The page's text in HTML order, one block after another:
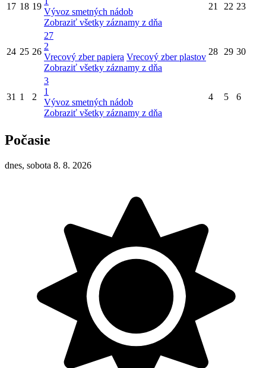
17 18 19
Vývoz smetných nádob
Zobraziť všetky záznamy z dňa
21 22 23
24 25 26
27
2
Vrecový zber papiera Vrecový zber plastov
Zobraziť všetky záznamy z dňa
28 29 30
31 1 2
3
1
Vývoz smetných nádob
Zobraziť všetky záznamy z dňa
4 5 6
Počasie
dnes, sobota 8. 8. 2026